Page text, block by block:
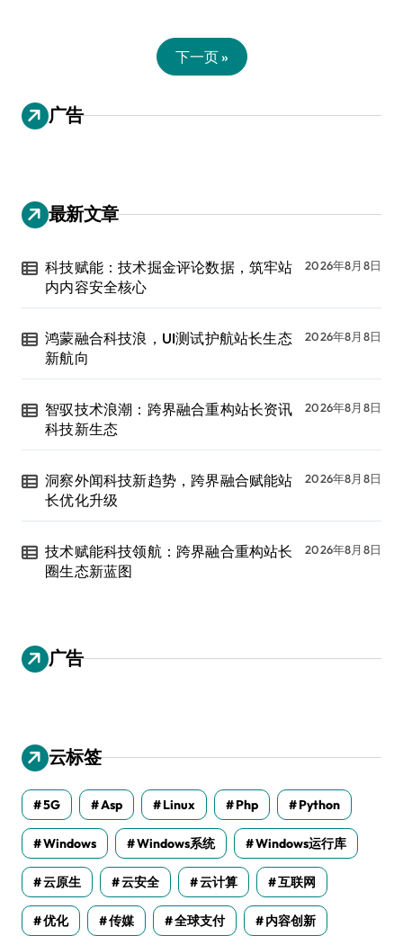
下一页 »
广告
最新文章
科技赋能：技术掘金评论数据，筑牢站
内内容安全核心
2026年8月8日
鸿蒙融合科技浪，UI测试护航站长生态
新航向
2026年8月8日
智驭技术浪潮：跨界融合重构站长资讯
科技新生态
2026年8月8日
洞察外闻科技新趋势，跨界融合赋能站
长优化升级
2026年8月8日
技术赋能科技领航：跨界融合重构站长
圈生态新蓝图
2026年8月8日
广告
云标签
5G Asp Linux Php Python
Windows Windows系统 Windows运行库
云原生 云安全 云计算 互联网
优化 传媒 全球支付 内容创新